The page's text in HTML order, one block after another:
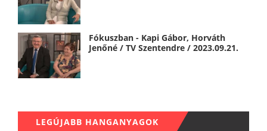
Fókuszban - Kapi Gábor, Horváth
Jenőné / TV Szentendre / 2023.09.21.
LEGÚJABB HANGANYAGOK